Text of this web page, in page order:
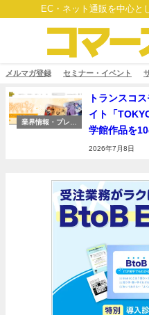
EC・ネット通販を中心と
メルマガ登録 セミナー・イベント
業界情報・プレス
トランスコ
イト「
学館作品を
2026年7月8日